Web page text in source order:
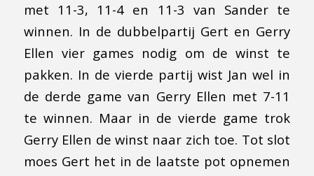
met 11-3, 11-4 en 11-3 van Sander te
winnen. In de dubbelpartij Gert en Gerry
Ellen vier games nodig om de winst te
pakken. In de vierde partij wist Jan wel in
de derde game van Gerry Ellen met 7-11
te winnen. Maar in de vierde game trok
Gerry Ellen de winst naar zich toe. Tot slot
moes Gert het in de laatste pot opnemen